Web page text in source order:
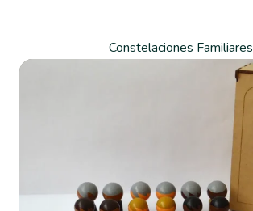
Constelaciones Familiares